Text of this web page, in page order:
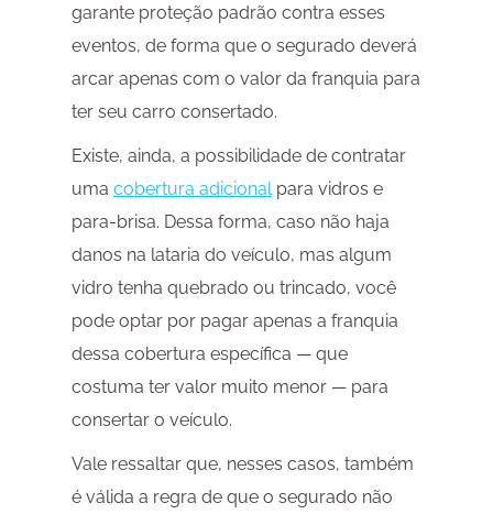
garante proteção padrão contra esses
eventos, de forma que o segurado deverá
arcar apenas com o valor da franquia para
ter seu carro consertado.
Existe, ainda, a possibilidade de contratar
uma cobertura adicionalpara vidros e
para-brisa. Dessa forma, caso não haja
danos na lataria do veículo, mas algum
vidro tenha quebrado ou trincado, você
pode optar por pagar apenas a franquia
dessa cobertura específica — que
costuma ter valor muito menor — para
consertar o veículo.
Vale ressaltar que, nesses casos, também
é válida a regra de que o segurado não